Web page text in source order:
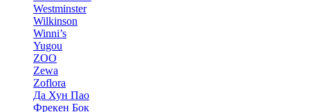
Westminster
Wilkinson
Winni’s
Yugou
ZOO
Zewa
Zoflora
Да Хун Пао
Фрекен Бок